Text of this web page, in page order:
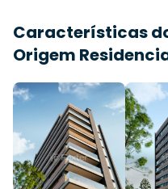
Características
Origem